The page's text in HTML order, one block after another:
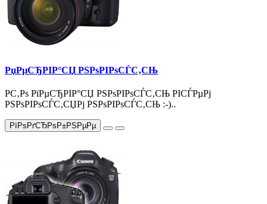
РџРµСЂРІР°СЏ РЅРѕРІРѕСЃС‚СЊ
Р­С‚Рѕ РїРµСЂРІР°СЏ РЅРѕРІРѕСЃС‚СЊ РІСЃРµРј
РЅРѕРІРѕСЃС‚СЏРј РЅРѕРІРѕСЃС‚СЊ :-)..
РїРѕРґСЂРѕР±РЅРµРµ